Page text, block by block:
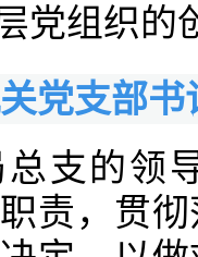
党组织的
党支部
支的领
责，贯